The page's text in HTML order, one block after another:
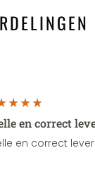
en correct
en correct